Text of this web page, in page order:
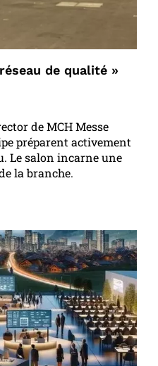
de qualité »
de MCH Messe
préparent activement
Le salon incarne une
la branche.